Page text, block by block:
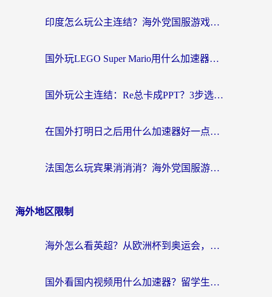
印度怎么玩公主连结？海外党国服游戏加速终极指南（附仙境传说RO重生细胞优化技巧）
国外玩LEGO Super Mario用什么加速器？2026海外玩家亲测有效指南
国外玩公主连结：Re总卡成PPT？3步选对加速器，畅玩国服无压力
在国外打明日之后用什么加速器好一点？海外玩家亲测有效的国服游戏加速指南
法国怎么玩宾果消消消？海外党国服游戏加速器终极指南（附漫威召唤与合成解决办法）
海外地区限制
海外怎么看英超？从欧洲杯到奥运会，一份让你不卡壳的中文解说观看指南
国外看国内视频用什么加速器？留学生和海外华人的实用指南